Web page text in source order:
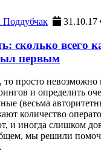
Поддубчак 31.10.17
сколько всего
первым
просто невозможно
и определить
(весьма
количество
и иногда слишком
мы решили